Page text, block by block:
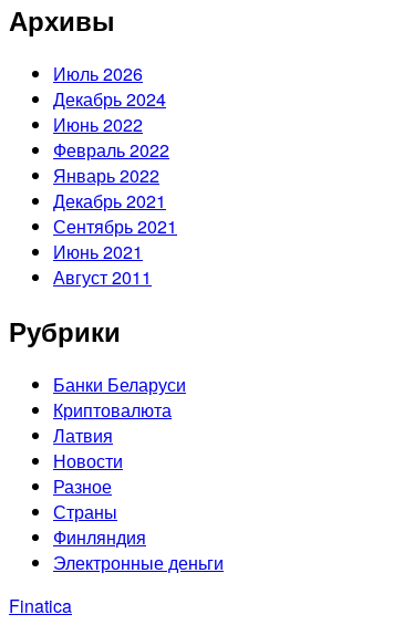
Архивы
Июль 2026
Декабрь 2024
Июнь 2022
Февраль 2022
Январь 2022
Декабрь 2021
Сентябрь 2021
Июнь 2021
Август 2011
Рубрики
Банки Беларуси
Криптовалюта
Латвия
Новости
Разное
Страны
Финляндия
Электронные деньги
Finatica